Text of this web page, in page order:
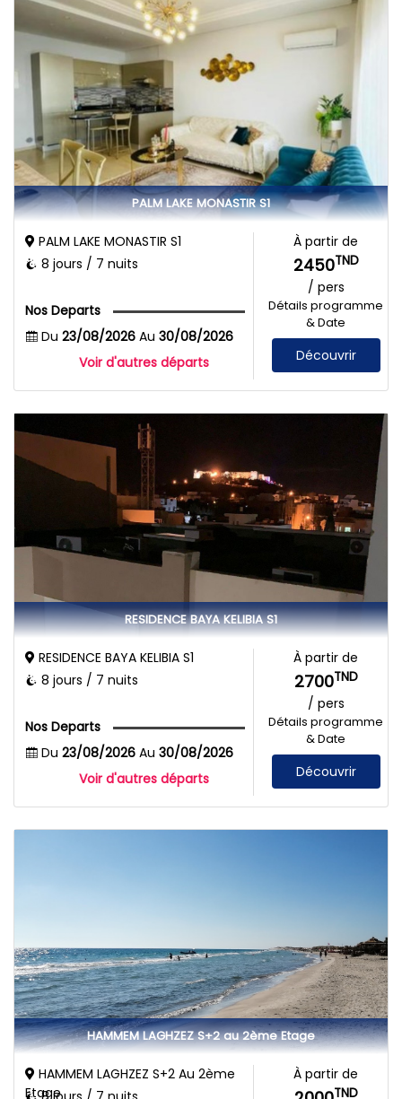
PALM LAKE MONASTIR S1
PALM LAKE MONASTIR S1
8 jours / 7 nuits
Nos Departs
Du 23/08/2026 Au 30/08/2026
Voir d'autres départs
À partir de
2450TND
/ pers
Détails programme
& Date
Découvrir
RESIDENCE BAYA KELIBIA S1
RESIDENCE BAYA KELIBIA S1
8 jours / 7 nuits
Nos Departs
Du 23/08/2026 Au 30/08/2026
Voir d'autres départs
À partir de
2700TND
/ pers
Détails programme
& Date
Découvrir
HAMMEM LAGHZEZ S+2 au 2ème Etage
HAMMEM LAGHZEZ S+2 Au 2ème
Etage
À partir de
TND